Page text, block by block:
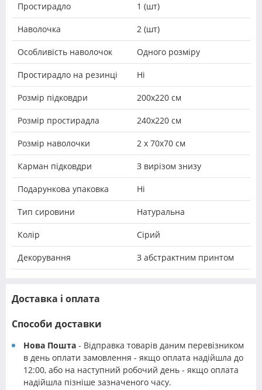
Простирадло 1 (шт)
Наволочка 2 (шт)
Особливість наволочок Одного розміру
Простирадло на резинці Ні
Розмір підковдри 200х220 см
Розмір простирадла 240х220 см
Розмір наволочки 2 х 70х70 см
Карман підковдри З вирізом знизу
Подарункова упаковка Ні
Тип сировини Натуральна
Колір Сірий
Декорування З абстрактним принтом
Доставка і оплата
Способи доставки
Нова Пошта - Відправка товарів даним перевізником
в день оплати замовлення - якщо оплата надійшла до
12:00, або на наступний робочий день - якщо оплата
надійшла пізніше зазначеного часу.